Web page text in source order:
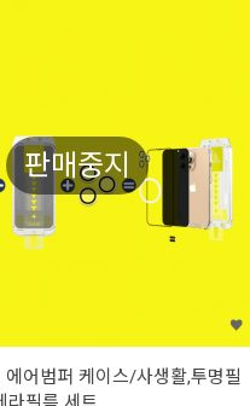
판매중지
어범퍼 케이스/사생활,투명필